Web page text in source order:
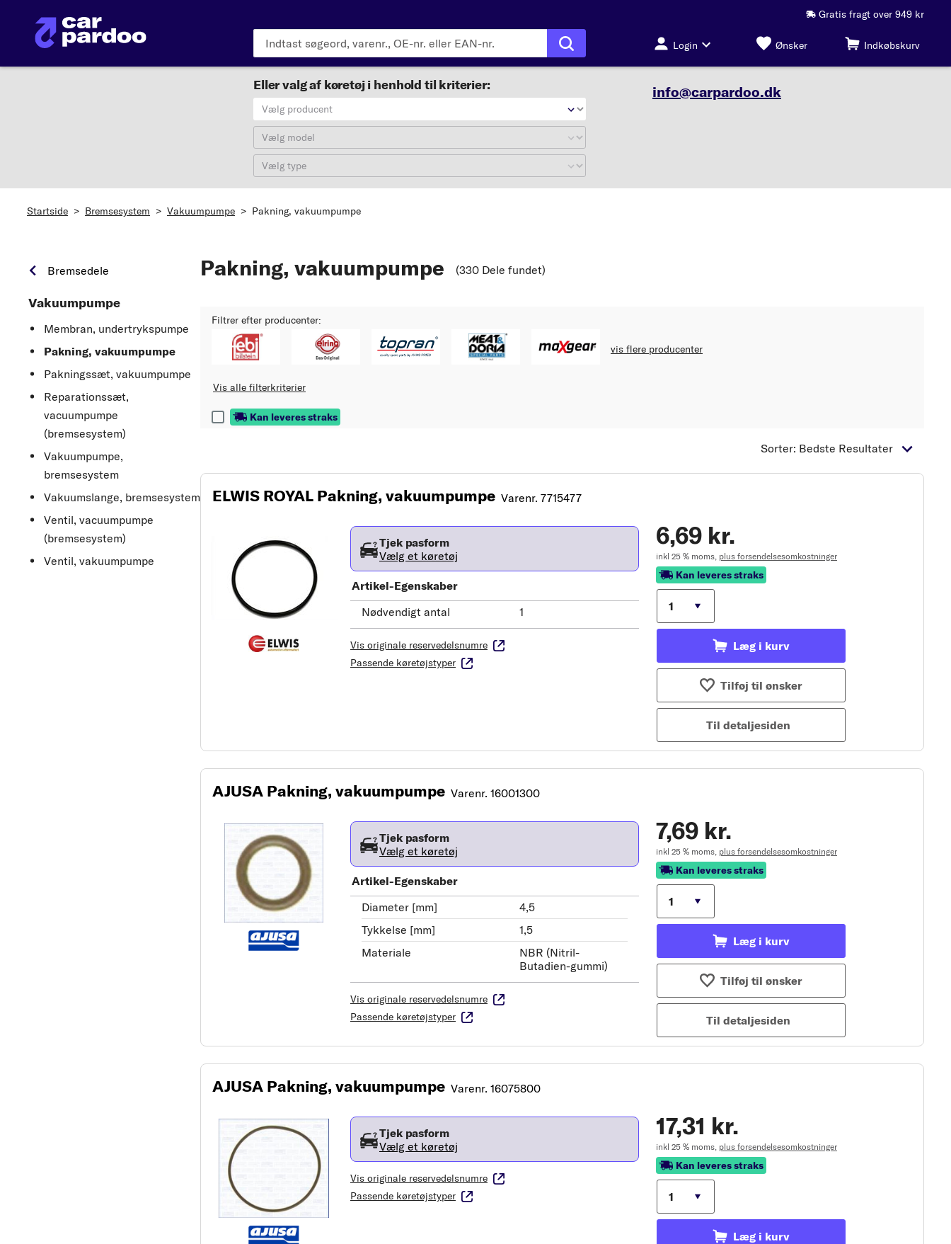
Gratis fragt over 949 kr
Login Ønsker Indkøbskurv
Eller valg af køretøj i henhold til kriterier:
Vælg producent
Vælg model
Vælg type
info@carpardoo.dk
Startside > Bremsesystem > Vakuumpumpe > Pakning, vakuumpumpe
Bremsedele
Vakuumpumpe
Membran, undertrykspumpe
Pakning, vakuumpumpe
Pakningssæt, vakuumpumpe
Reparationssæt,
vacuumpumpe
(bremsesystem)
Vakuumpumpe,
bremsesystem
Vakuumslange, bremsesystem
Ventil, vacuumpumpe
(bremsesystem)
Ventil, vakuumpumpe
Pakning, vakuumpumpe (330 Dele fundet)
Filtrer efter producenter:
vis flere producenter
Vis alle filterkriterier
Kan leveres straks
Sorter: Bedste Resultater
ELWIS ROYAL Pakning, vakuumpumpe Varenr. 7715477
Tjek pasform
Vælg et køretøj
Artikel-Egenskaber
Nødvendigt antal
1
Vis originale reservedelsnumre
Passende køretøjstyper
6,69 kr.
inkl 25 % moms, plus forsendelsesomkostninger
Kan leveres straks
Læg i kurv
Tilføj til ønsker
Til detaljesiden
AJUSA Pakning, vakuumpumpe Varenr. 16001300
Tjek pasform
Vælg et køretøj
Artikel-Egenskaber
Diameter [mm]
4,5
Tykkelse [mm]
1,5
Materiale
NBR (Nitril-
Butadien-gummi)
Vis originale reservedelsnumre
Passende køretøjstyper
7,69 kr.
inkl 25 % moms, plus forsendelsesomkostninger
Kan leveres straks
Læg i kurv
Tilføj til ønsker
Til detaljesiden
AJUSA Pakning, vakuumpumpe Varenr. 16075800
Tjek pasform
Vælg et køretøj
Vis originale reservedelsnumre
Passende køretøjstyper
17,31 kr.
inkl 25 % moms, plus forsendelsesomkostninger
Kan leveres straks
Læg i kurv